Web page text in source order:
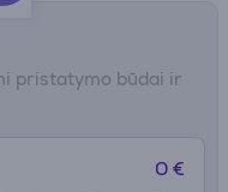
pristatymo būdai ir
0 €